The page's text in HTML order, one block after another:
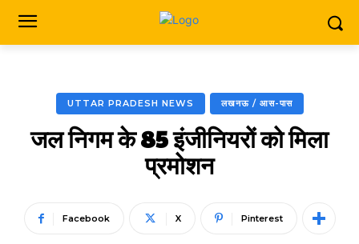
UTTAR PRADESH NEWS लखनऊ / आस-पास
जल निगम के 85 इंजीनियरों को मिला
प्रमोशन
Facebook X Pinterest